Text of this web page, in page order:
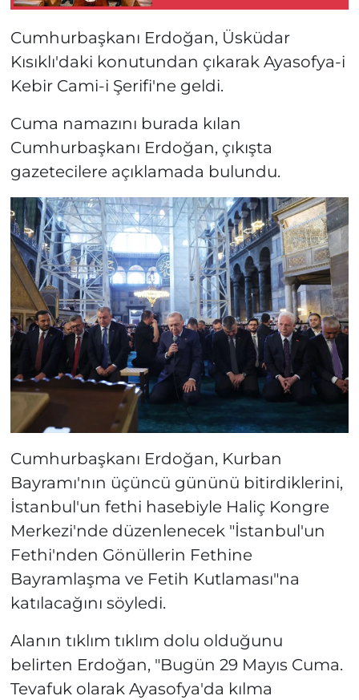
Cumhurbaşkanı Erdoğan, Üsküdar
Kısıklı'daki konutundan çıkarak Ayasofya-i
Kebir Cami-i Şerifi'ne geldi.
Cuma namazını burada kılan
Cumhurbaşkanı Erdoğan, çıkışta
gazetecilere açıklamada bulundu.
Cumhurbaşkanı Erdoğan, Kurban
Bayramı'nın üçüncü gününü bitirdiklerini,
İstanbul'un fethi hasebiyle Haliç Kongre
Merkezi'nde düzenlenecek "İstanbul'un
Fethi'nden Gönüllerin Fethine
Bayramlaşma ve Fetih Kutlaması"na
katılacağını söyledi.
Alanın tıklım tıklım dolu olduğunu
belirten Erdoğan, "Bugün 29 Mayıs Cuma.
Tevafuk olarak Ayasofya'da kılma